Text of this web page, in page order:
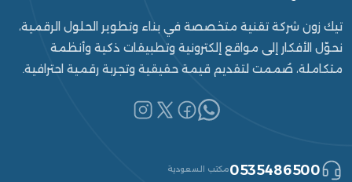
تيك زون شركة تقنية متخصصة في بناء وتطوير الحلول الرقمية،
نحوّل الأفكار إلى مواقع إلكترونية وتطبيقات ذكية وأنظمة
متكاملة، صُممت لتقديم قيمة حقيقية وتجربة رقمية احترافية.
0535486500مكتب السعودية